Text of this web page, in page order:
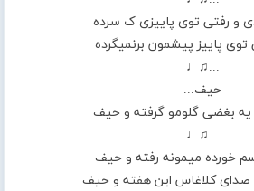
و رفتی توی پاییزی ک سرده
پاییز پیشمون برنمیگرده
...♫♩
حیف...
یه بغضی گلومو گرفته و حیف
...♫♩
خورده میمونه رفته و حیف
کلاغاس این هفته و حیف